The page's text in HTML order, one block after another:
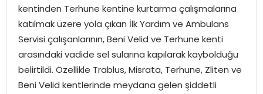
SIYASET
MAGAZIN
kentinden Terhune kentine kurtarma çalışmalarına
katılmak üzere yola çıkan İlk Yardım ve Ambulans
Servisi çalışanlarının, Beni Velid ve Terhune kenti
arasındaki vadide sel sularına kapılarak kaybolduğu
belirtildi. Özellikle Trablus, Misrata, Terhune, Zliten ve
Beni Velid kentlerinde meydana gelen şiddetli